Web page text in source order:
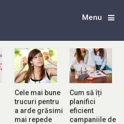
Menu
Cele mai bune
trucuri pentru
a arde grăsimi
mai repede
Cum să îți
planifici
eficient
campaniile de